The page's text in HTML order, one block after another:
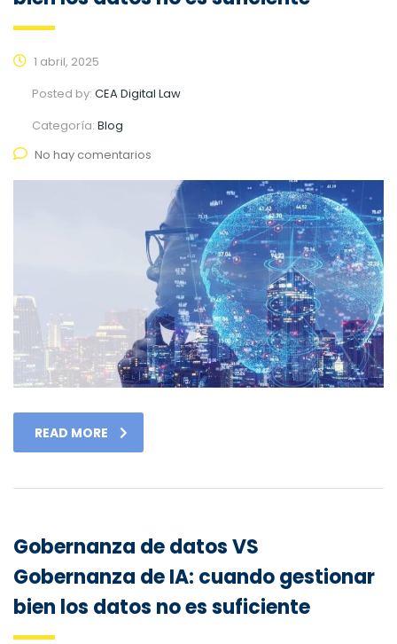
1 abril, 2025
Posted by: CEA Digital Law
Categoría: Blog
No hay comentarios
READ MORE
Gobernanza de datos VS
Gobernanza de IA: cuando gestionar
bien los datos no es suficiente